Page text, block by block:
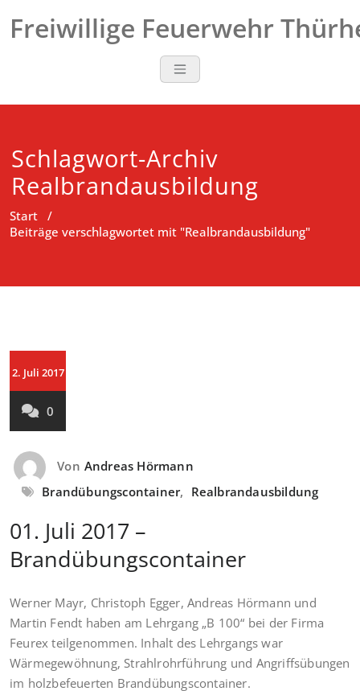
Inhalt
Freiwillige Feuerwehr
Schlagwort-Archiv
Realbrandausbildung
Start /
Beiträge verschlagwortet mit "Realbrandausbildung"
2. Juli 2017
0
Von Andreas Hörmann
Brandübungscontainer, Realbrandausbildung
01. Juli 2017 –
Brandübungscontainer
Werner Mayr, Christoph Egger, Andreas Hörmann und
Martin Fendt haben am Lehrgang „B 100“ bei der Firma
Feurex teilgenommen. Inhalt des Lehrgangs war
Wärmegewöhnung, Strahlrohrführung und Angriffsübungen
im holzbefeuerten Brandübungscontainer.